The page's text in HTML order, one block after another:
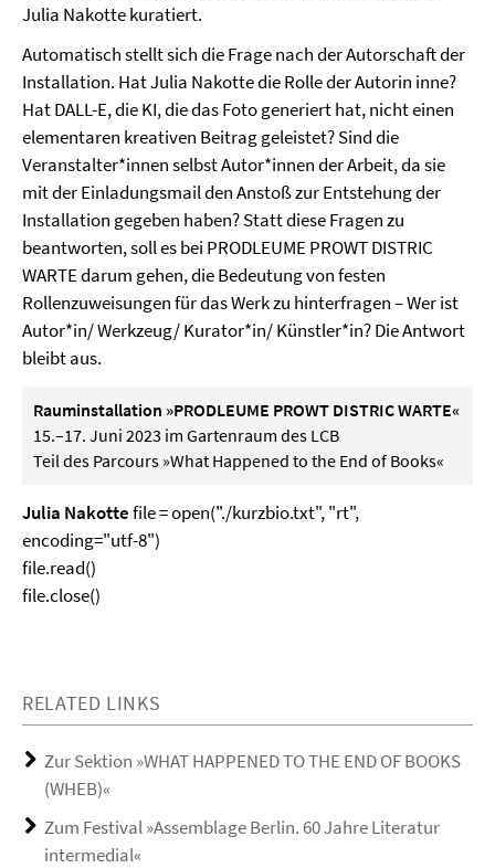
Julia Nakotte kuratiert.
Automatisch stellt sich die Frage nach der Autorschaft der
Installation. Hat Julia Nakotte die Rolle der Autorin inne?
Hat DALL-E, die KI, die das Foto generiert hat, nicht einen
elementaren kreativen Beitrag geleistet? Sind die
Veranstalter*innen selbst Autor*innen der Arbeit, da sie
mit der Einladungsmail den Anstoß zur Entstehung der
Installation gegeben haben? Statt diese Fragen zu
beantworten, soll es bei PRODLEUME PROWT DISTRIC
WARTE darum gehen, die Bedeutung von festen
Rollenzuweisungen für das Werk zu hinterfragen – Wer ist
Autor*in/ Werkzeug/ Kurator*in/ Künstler*in? Die Antwort
bleibt aus.
Rauminstallation »PRODLEUME PROWT DISTRIC WARTE«
15.–17. Juni 2023 im Gartenraum des LCB
Teil des Parcours »What Happened to the End of Books«
Julia Nakottefile = open("./kurzbio.txt", "rt",
encoding="utf-8")
file.read()
file.close()
RELATED LINKS
Zur Sektion »WHAT HAPPENED TO THE END OF BOOKS
(WHEB)«
Zum Festival »Assemblage Berlin. 60 Jahre Literatur
intermedial«